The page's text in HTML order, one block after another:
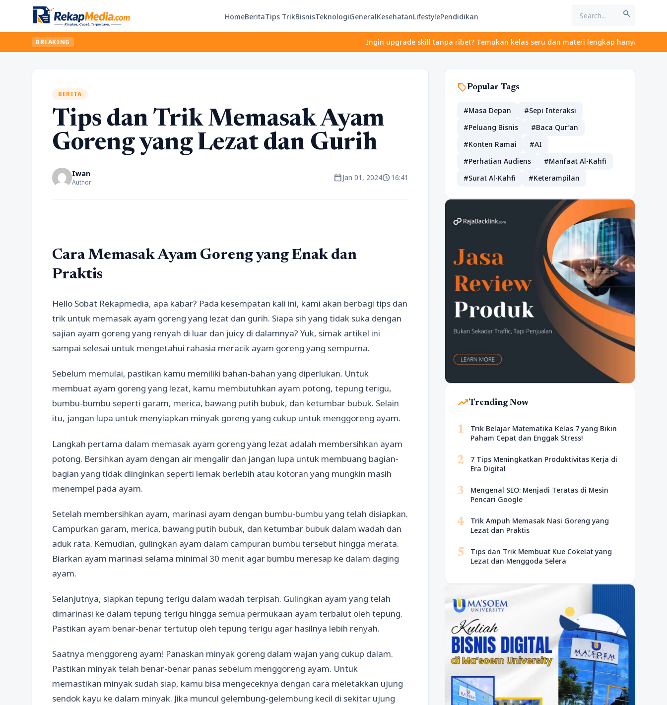
HomeBeritaTips TrikBisnisTeknologiGeneralKesehatanLifestylePendidikan search
BREAKING Ingin upgrade skill tanpa ribet? Temukan kelas seru dan materi lengkap hanya di
BERITA
Tips dan Trik Memasak Ayam
Goreng yang Lezat dan Gurih
Iwan
Author calendar_todayJan 01, 2024schedule16:41
Cara Memasak Ayam Goreng yang Enak dan
Praktis
Hello Sobat Rekapmedia, apa kabar? Pada kesempatan kali ini, kami akan berbagi tips dan
trik untuk memasak ayam goreng yang lezat dan gurih. Siapa sih yang tidak suka dengan
sajian ayam goreng yang renyah di luar dan juicy di dalamnya? Yuk, simak artikel ini
sampai selesai untuk mengetahui rahasia meracik ayam goreng yang sempurna.
Sebelum memulai, pastikan kamu memiliki bahan-bahan yang diperlukan. Untuk
membuat ayam goreng yang lezat, kamu membutuhkan ayam potong, tepung terigu,
bumbu-bumbu seperti garam, merica, bawang putih bubuk, dan ketumbar bubuk. Selain
itu, jangan lupa untuk menyiapkan minyak goreng yang cukup untuk menggoreng ayam.
Langkah pertama dalam memasak ayam goreng yang lezat adalah membersihkan ayam
potong. Bersihkan ayam dengan air mengalir dan jangan lupa untuk membuang bagian-
bagian yang tidak diinginkan seperti lemak berlebih atau kotoran yang mungkin masih
menempel pada ayam.
Setelah membersihkan ayam, marinasi ayam dengan bumbu-bumbu yang telah disiapkan.
Campurkan garam, merica, bawang putih bubuk, dan ketumbar bubuk dalam wadah dan
aduk rata. Kemudian, gulingkan ayam dalam campuran bumbu tersebut hingga merata.
Biarkan ayam marinasi selama minimal 30 menit agar bumbu meresap ke dalam daging
ayam.
Selanjutnya, siapkan tepung terigu dalam wadah terpisah. Gulingkan ayam yang telah
dimarinasi ke dalam tepung terigu hingga semua permukaan ayam terbalut oleh tepung.
Pastikan ayam benar-benar tertutup oleh tepung terigu agar hasilnya lebih renyah.
Saatnya menggoreng ayam! Panaskan minyak goreng dalam wajan yang cukup dalam.
Pastikan minyak telah benar-benar panas sebelum menggoreng ayam. Untuk
memastikan minyak sudah siap, kamu bisa mengeceknya dengan cara meletakkan ujung
sendok kayu ke dalam minyak. Jika muncul gelembung-gelembung kecil di sekitar ujung
sellPopular Tags
#Masa Depan
#Sepi Interaksi
#Peluang Bisnis
#Baca Qur’an
#Konten Ramai
#AI
#Perhatian Audiens
#Manfaat Al-Kahfi
#Surat Al-Kahfi
#Keterampilan
trending_upTrending Now
1
Trik Belajar Matematika Kelas 7 yang Bikin
Paham Cepat dan Enggak Stress!
2
7 Tips Meningkatkan Produktivitas Kerja di
Era Digital
3
Mengenal SEO: Menjadi Teratas di Mesin
Pencari Google
4
Trik Ampuh Memasak Nasi Goreng yang
Lezat dan Praktis
5
Tips dan Trik Membuat Kue Cokelat yang
Lezat dan Menggoda Selera